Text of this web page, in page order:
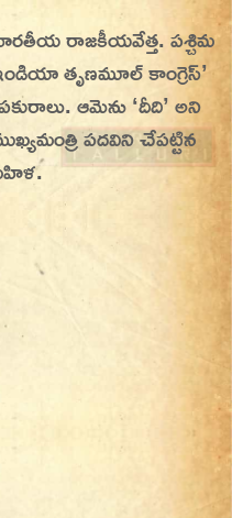
Day | This Day in
Happened
eroju | charitra lo
రాజకీయవేత్త. పశ్చిమ
తృణమూల్ కాంగ్రెస్‌’
ఆమెను ‘దీది’ అని
పదవిని చేపట్టిన